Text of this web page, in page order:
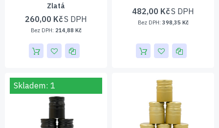
Zlatá
260,00 Kč
214,88 Kč
482,00 Kč
398,35 Kč
Skladem: 1